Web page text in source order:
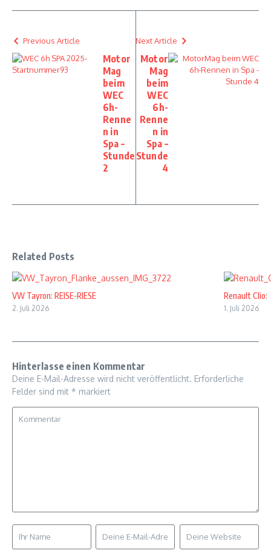
Previous Article
Motor
Mag
beim
WEC
6h-
Renne
n in
Spa –
Stunde
2
Next Article
Motor
Mag
beim
WEC
6h-
Renne
n in
Spa –
Stunde
4
Related Posts
VW Tayron: REISE-RIESE
2. Juli 2026
Renault Clio:
1. Juli 2026
Hinterlasse einen Kommentar
Deine E-Mail-Adresse wird nicht veröffentlicht. Erforderliche
Felder sind mit * markiert